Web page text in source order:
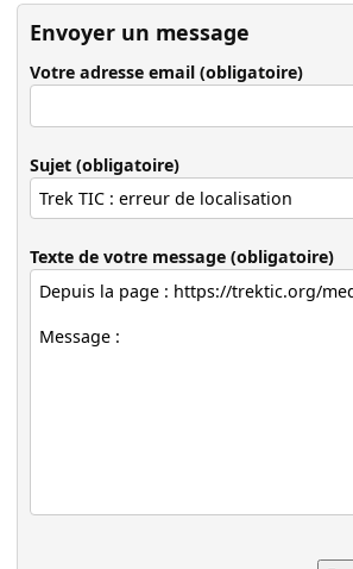
Envoyer un message
Votre adresse email (obligatoire)
Sujet (obligatoire)
Texte de votre message (obligatoire)